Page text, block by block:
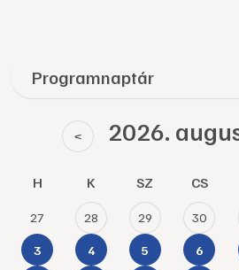
Programnaptár
< 2026.
H K SZ CS
27 28 29 30
3 4 5 6